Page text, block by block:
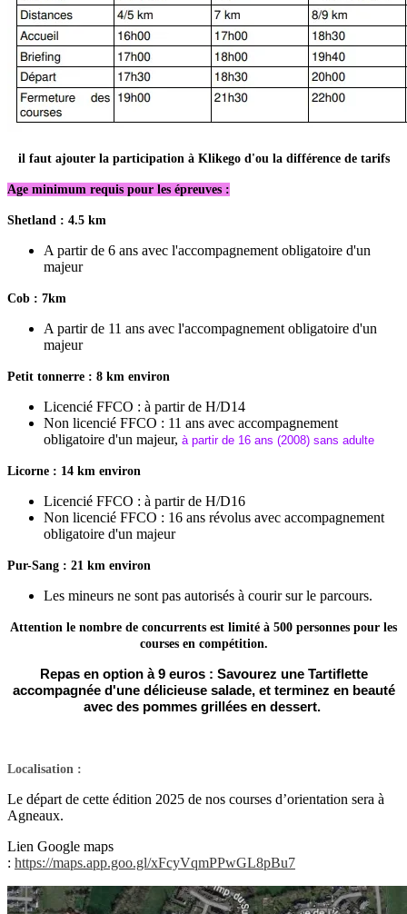
il faut ajouter la participation à Klikego d'ou la différence de tarifs
Age minimum requis pour les épreuves :
Shetland : 4.5 km
A partir de 6 ans avec l'accompagnement obligatoire d'un
majeur
Cob : 7km
A partir de 11 ans avec l'accompagnement obligatoire d'un
majeur
Petit tonnerre : 8 km environ
Licencié FFCO : à partir de H/D14
Non licencié FFCO : 11 ans avec accompagnement
obligatoire d'un majeur, à partir de 16 ans (2008) sans adulte
Licorne : 14 km environ
Licencié FFCO : à partir de H/D16
Non licencié FFCO : 16 ans révolus avec accompagnement
obligatoire d'un majeur
Pur-Sang : 21 km environ
Les mineurs ne sont pas autorisés à courir sur le parcours.
Attention le nombre de concurrents est limité à 500 personnes pour les
courses en compétition.
Repas en option à 9 euros : Savourez une Tartiflette
accompagnée d'une délicieuse salade, et terminez en beauté
avec des pommes grillées en dessert.
Localisation :
Le départ de cette édition 2025 de nos courses d’orientation sera à
Agneaux.
Lien Google maps
: https://maps.app.goo.gl/xFcyVqmPPwGL8pBu7